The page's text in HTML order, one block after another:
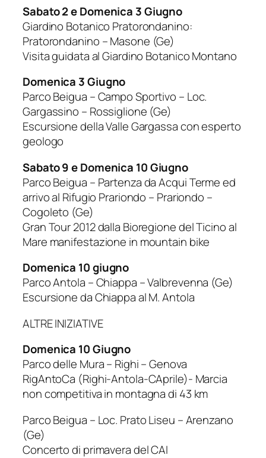
Sabato 2 e Domenica 3 Giugno
Giardino Botanico Pratorondanino:
Pratorondanino – Masone (Ge)
Visita guidata al Giardino Botanico Montano
Domenica 3 Giugno
Parco Beigua – Campo Sportivo – Loc.
Gargassino – Rossiglione (Ge)
Escursione della Valle Gargassa con esperto
geologo
Sabato 9 e Domenica 10 Giugno
Parco Beigua – Partenza da Acqui Terme ed
arrivo al Rifugio Prariondo – Prariondo –
Cogoleto (Ge)
Gran Tour 2012 dalla Bioregione del Ticino al
Mare manifestazione in mountain bike
Domenica 10 giugno
Parco Antola – Chiappa – Valbrevenna (Ge)
Escursione da Chiappa al M. Antola
ALTRE INIZIATIVE
Domenica 10 Giugno
Parco delle Mura – Righi – Genova
RigAntoCa (Righi-Antola-CAprile)- Marcia
non competitiva in montagna di 43 km
Parco Beigua – Loc. Prato Liseu – Arenzano
(Ge)
Concerto di primavera del CAI